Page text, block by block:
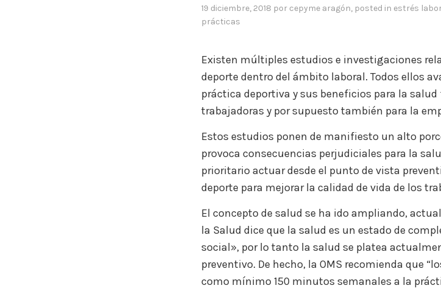
19 diciembre, 2018 por cepyme aragón, posted in estrés
prácticas
Existen múltiples estudios e investigaciones
deporte dentro del ámbito laboral. Todos ellos
práctica deportiva y sus beneficios para la
trabajadoras y por supuesto también para la
Estos estudios ponen de manifiesto un alto
provoca consecuencias perjudiciales para la
prioritario actuar desde el punto de vista
deporte para mejorar la calidad de vida de los
El concepto de salud se ha ido ampliando,
la Salud dice que la salud es un estado de
social», por lo tanto la salud se platea
preventivo. De hecho, la OMS recomienda que
como mínimo 150 minutos semanales a la